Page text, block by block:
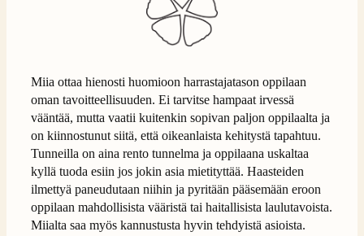
Miia ottaa hienosti huomioon harrastajatason oppilaan
oman tavoitteellisuuden. Ei tarvitse hampaat irvessä
vääntää, mutta vaatii kuitenkin sopivan paljon oppilaalta ja
on kiinnostunut siitä, että oikeanlaista kehitystä tapahtuu.
Tunneilla on aina rento tunnelma ja oppilaana uskaltaa
kyllä tuoda esiin jos jokin asia mietityttää. Haasteiden
ilmettyä paneudutaan niihin ja pyritään pääsemään eroon
oppilaan mahdollisista vääristä tai haitallisista laulutavoista.
Miialta saa myös kannustusta hyvin tehdyistä asioista.